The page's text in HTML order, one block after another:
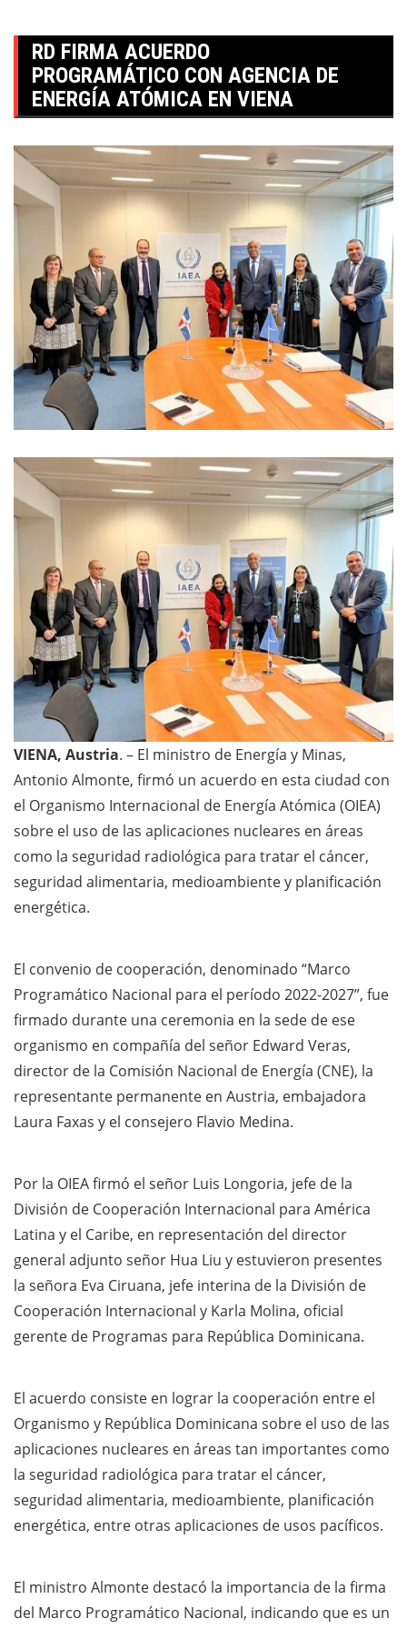
RD FIRMA ACUERDO
PROGRAMÁTICO CON AGENCIA DE
ENERGÍA ATÓMICA EN VIENA
VIENA, Austria. – El ministro de Energía y Minas,
Antonio Almonte, firmó un acuerdo en esta ciudad con
el Organismo Internacional de Energía Atómica (OIEA)
sobre el uso de las aplicaciones nucleares en áreas
como la seguridad radiológica para tratar el cáncer,
seguridad alimentaria, medioambiente y planificación
energética.
El convenio de cooperación, denominado “Marco
Programático Nacional para el período 2022-2027”, fue
firmado durante una ceremonia en la sede de ese
organismo en compañía del señor Edward Veras,
director de la Comisión Nacional de Energía (CNE), la
representante permanente en Austria, embajadora
Laura Faxas y el consejero Flavio Medina.
Por la OIEA firmó el señor Luis Longoria, jefe de la
División de Cooperación Internacional para América
Latina y el Caribe, en representación del director
general adjunto señor Hua Liu y estuvieron presentes
la señora Eva Ciruana, jefe interina de la División de
Cooperación Internacional y Karla Molina, oficial
gerente de Programas para República Dominicana.
El acuerdo consiste en lograr la cooperación entre el
Organismo y República Dominicana sobre el uso de las
aplicaciones nucleares en áreas tan importantes como
la seguridad radiológica para tratar el cáncer,
seguridad alimentaria, medioambiente, planificación
energética, entre otras aplicaciones de usos pacíficos.
El ministro Almonte destacó la importancia de la firma
del Marco Programático Nacional, indicando que es un